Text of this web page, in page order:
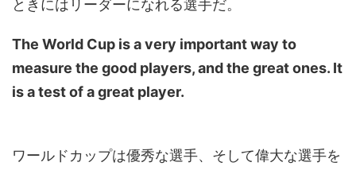
ときにはリーダーになれる選手だ。
The World Cup is a very important way to
measure the good players, and the great ones. It
is a test of a great player.
ワールドカップは優秀な選手、そして偉大な選手を